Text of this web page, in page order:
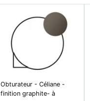
Obturateur - Céliane -
finition graphite- à